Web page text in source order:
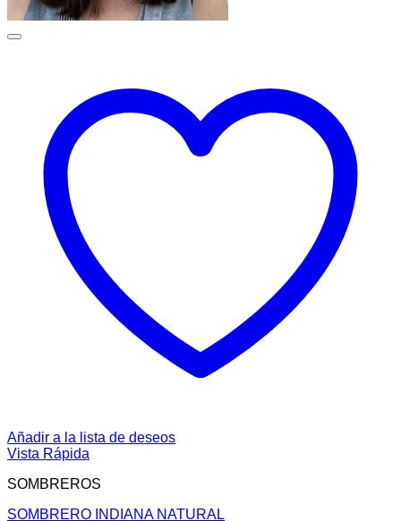
Añadir a la lista de deseos
Vista Rápida
SOMBREROS
SOMBRERO INDIANA NATURAL